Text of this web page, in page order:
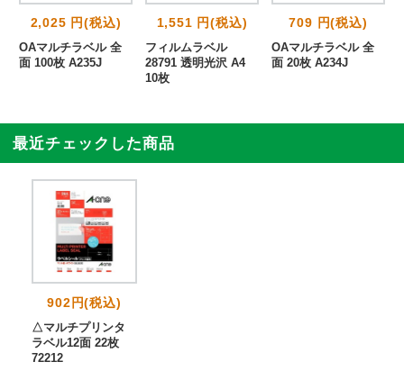
2,025 円(税込)
OAマルチラベル 全
面 100枚 A235J
1,551 円(税込)
フィルムラベル
28791 透明光沢 A4
10枚
709 円(税込)
OAマルチラベル 全
面 20枚 A234J
最近チェックした商品
902円(税込)
△マルチプリンタ
ラベル12面 22枚
72212